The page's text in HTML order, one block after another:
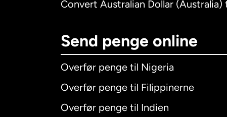
Convert Australian Dollar
Send penge online
Overfør penge til Nigeria
Overfør penge til Filippinerne
Overfør penge til Indien